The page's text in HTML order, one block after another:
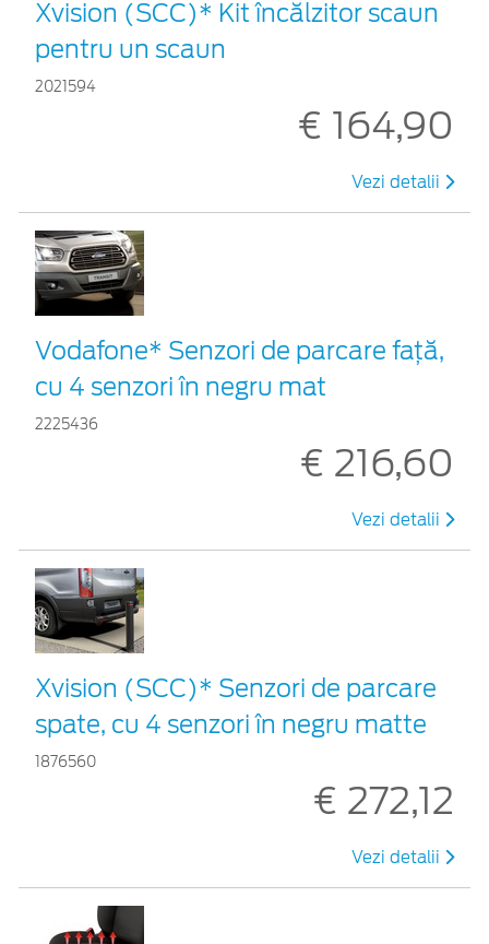
Xvision (SCC)* Kit încălzitor scaun
pentru un scaun
2021594
€ 164,90
Vezi detalii
Vodafone* Senzori de parcare față,
cu 4 senzori în negru mat
2225436
€ 216,60
Vezi detalii
Xvision (SCC)* Senzori de parcare
spate, cu 4 senzori în negru matte
1876560
€ 272,12
Vezi detalii